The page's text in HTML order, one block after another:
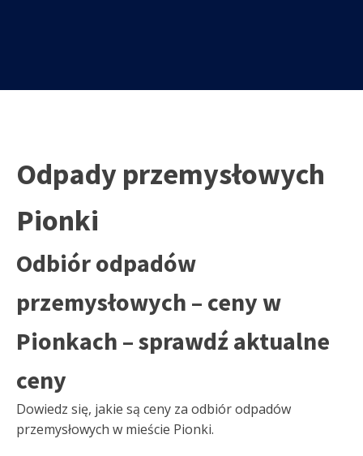
Odpady przemysłowych
Pionki
Odbiór odpadów
przemysłowych – ceny w
Pionkach – sprawdź aktualne
ceny
Dowiedz się, jakie są ceny za odbiór odpadów
przemysłowych w mieście Pionki.